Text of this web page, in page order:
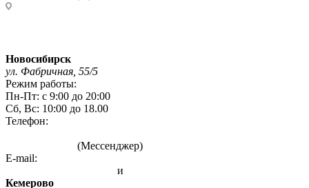
Новосибирск
ул. Фабричная, 55/5
Режим работы:
Пн-Пт: с 9:00 до 20:00
Сб, Вс: 10:00 до 18.00
Телефон:
(Мессенджер)
E-mail:
и
Кемерово